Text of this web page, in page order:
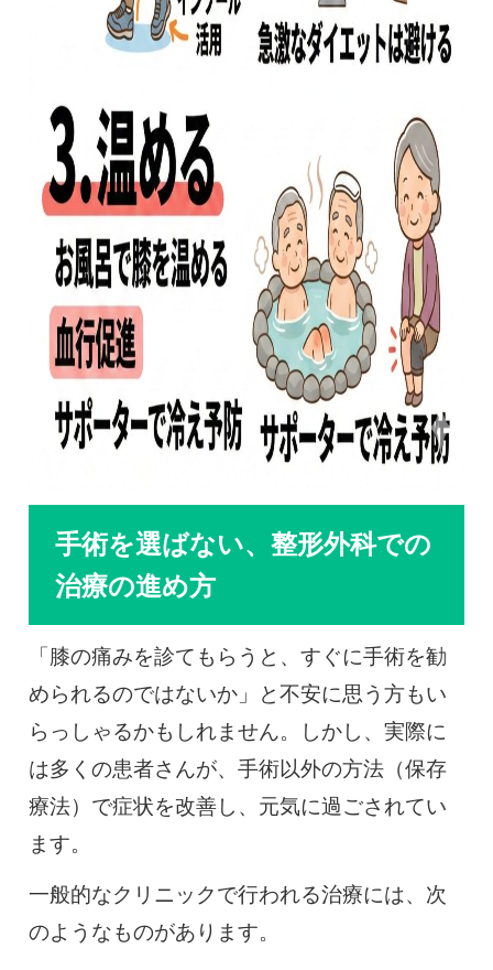
手術を選ばない、整形外科での
治療の進め方
「膝の痛みを診てもらうと、すぐに手術を勧
められるのではないか」と不安に思う方もい
らっしゃるかもしれません。しかし、実際に
は多くの患者さんが、手術以外の方法（保存
療法）で症状を改善し、元気に過ごされてい
ます。
一般的なクリニックで行われる治療には、次
のようなものがあります。